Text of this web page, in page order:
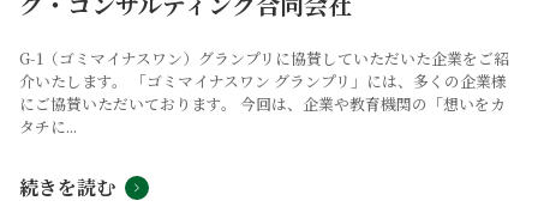
G-1（ゴミマイナスワン）グランプリに協賛していただいた企業をご紹
介いたします。 「ゴミマイナスワン グランプリ」には、多くの企業様
にご協賛いただいております。 今回は、企業や教育機関の「想いをカ
タチに...
続きを読む